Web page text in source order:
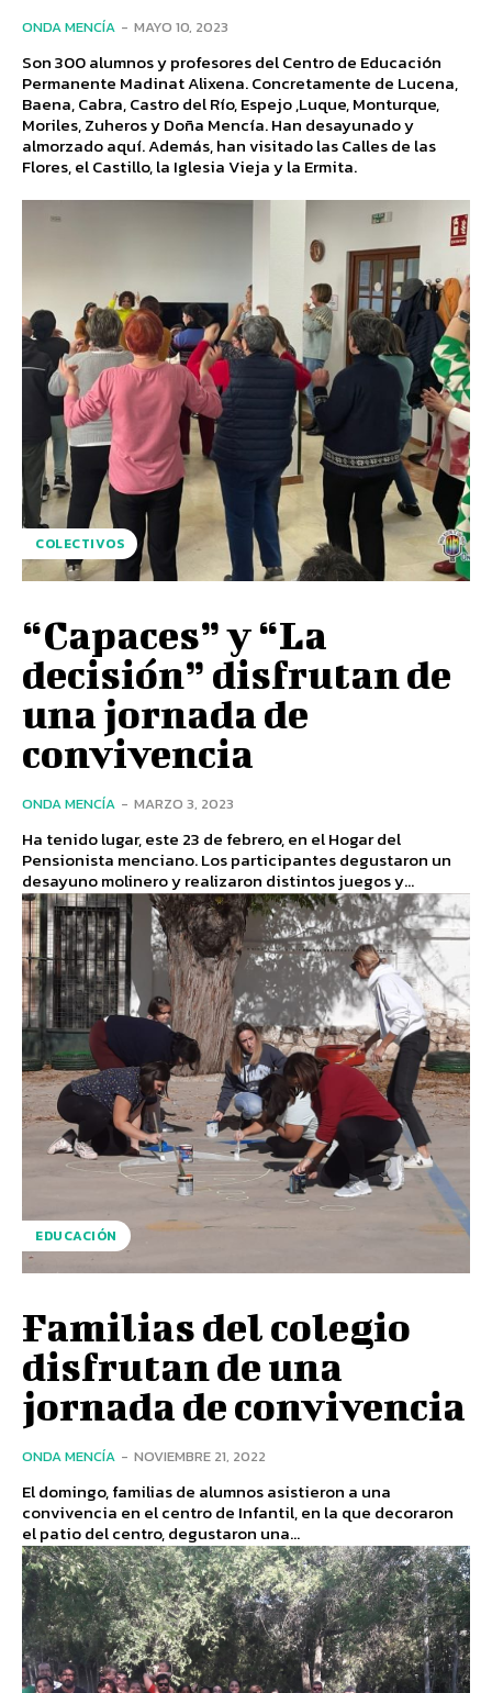
ONDA MENCÍA - MAYO 10, 2023
Son 300 alumnos y profesores del Centro de Educación
Permanente Madinat Alixena. Concretamente de Lucena,
Baena, Cabra, Castro del Río, Espejo ,Luque, Monturque,
Moriles, Zuheros y Doña Mencía. Han desayunado y
almorzado aquí. Además, han visitado las Calles de las
Flores, el Castillo, la Iglesia Vieja y la Ermita.
COLECTIVOS
“Capaces” y “La
decisión” disfrutan de
una jornada de
convivencia
ONDA MENCÍA - MARZO 3, 2023
Ha tenido lugar, este 23 de febrero, en el Hogar del
Pensionista menciano. Los participantes degustaron un
desayuno molinero y realizaron distintos juegos y...
EDUCACIÓN
Familias del colegio
disfrutan de una
jornada de convivencia
ONDA MENCÍA - NOVIEMBRE 21, 2022
El domingo, familias de alumnos asistieron a una
convivencia en el centro de Infantil, en la que decoraron
el patio del centro, degustaron una...